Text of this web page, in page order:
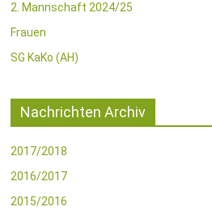
2. Mannschaft 2024/25
Frauen
SG KaKo (AH)
Nachrichten Archiv
2017/2018
2016/2017
2015/2016